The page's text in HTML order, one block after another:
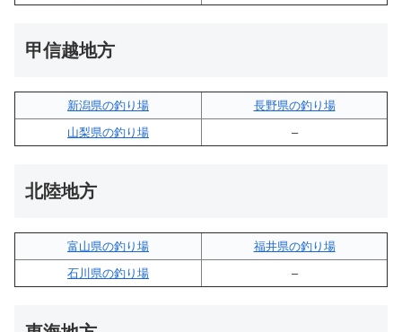
甲信越地方
新潟県の釣り場
長野県の釣り場
山梨県の釣り場
–
北陸地方
富山県の釣り場
福井県の釣り場
石川県の釣り場
–